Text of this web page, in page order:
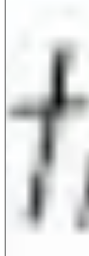
Visa svar